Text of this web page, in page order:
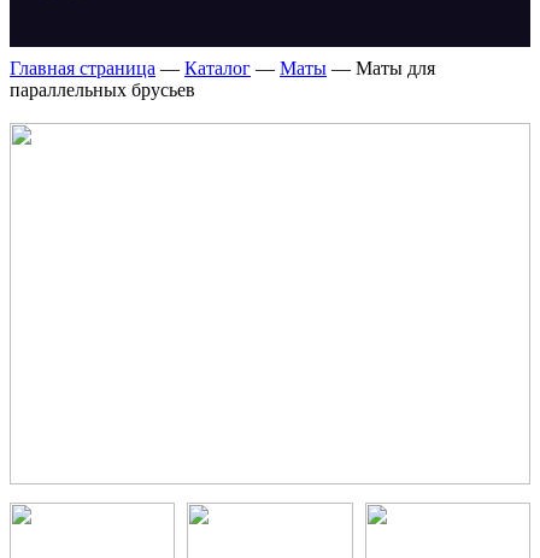
Главная страница — Каталог — Маты — Маты для
параллельных брусьев